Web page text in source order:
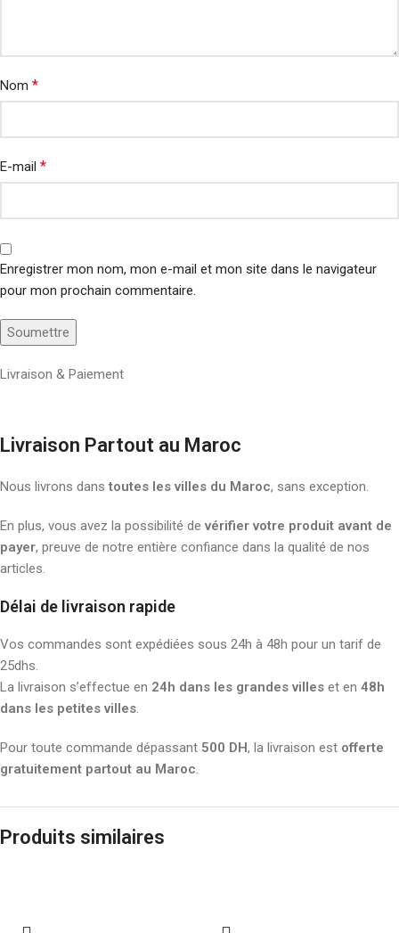
Nom *
E-mail *
Enregistrer mon nom, mon e-mail et mon site dans le navigateur
pour mon prochain commentaire.
Livraison & Paiement
Livraison Partout au Maroc
Nous livrons danstoutes les villes du Maroc, sans exception.
En plus, vous avez la possibilité de vérifier votre produit avant de
payer, preuve de notre entière confiance dans la qualité de nos
articles.
Délai de livraison rapide
Vos commandes sont expédiées sous 24h à 48h pour un tarif de
25dhs.
La livraison s’effectue en 24h dans les grandes villes et en 48h
dans les petites villes.
Pour toute commande dépassant 500 DH, la livraison est offerte
gratuitement partout au Maroc.
Produits similaires